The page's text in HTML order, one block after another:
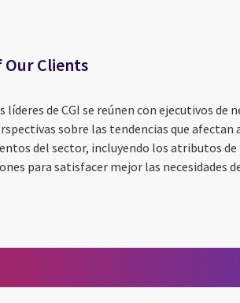
Our Clients
de CGI se reúnen con ejecutivos de
sobre las tendencias que afectan
del sector, incluyendo los atributos
para satisfacer mejor las necesidades